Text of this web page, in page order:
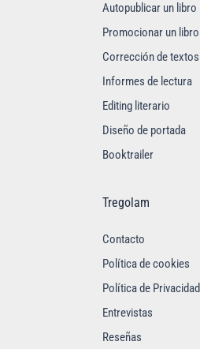
Autopublicar un libro
Promocionar un libro
Corrección de textos
Informes de lectura
Editing literario
Diseño de portada
Booktrailer
Tregolam
Contacto
Política de cookies
Política de Privacidad
Entrevistas
Reseñas